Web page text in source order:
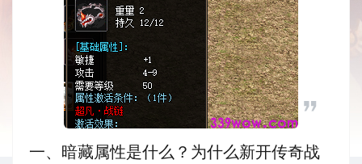
一、暗藏属性是什么？为什么新开传奇战